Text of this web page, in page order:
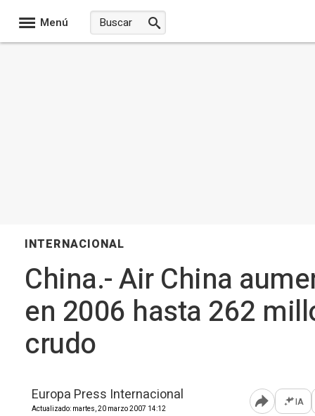
Menú
INTERNACIONAL
China.- Air China
en 2006 hasta 262
crudo
Europa Press Internacional
Actualizado: martes, 20 marzo 2007 14:12 Abrir IA